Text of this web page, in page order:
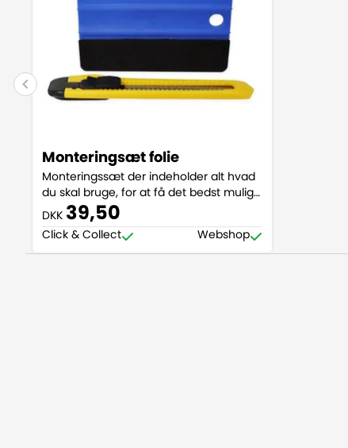
Monteringsæt folie
Monteringssæt der indeholder alt hvad
du skal bruge, for at få det bedst mulige
resultat når du skal sætte selvklæbende
folie og lignende op. Med dette
monteringssæt sikrer du dig skarpe
kanter, og en folie uden luftbobler.
DKK 39,50
Click & Collect Webshop